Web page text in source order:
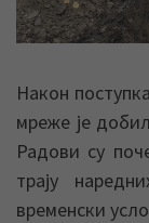
Након
мреже је
Радови су
трају
временски